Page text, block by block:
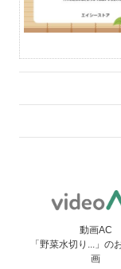
動画AC
「野菜水切り...」の
画